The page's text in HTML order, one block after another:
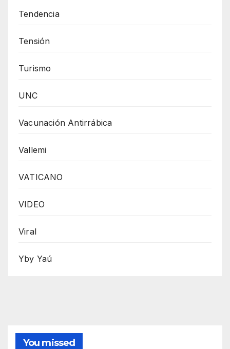
Tendencia
Tensión
Turismo
UNC
Vacunación Antirrábica
Vallemi
VATICANO
VIDEO
Viral
Yby Yaú
You missed